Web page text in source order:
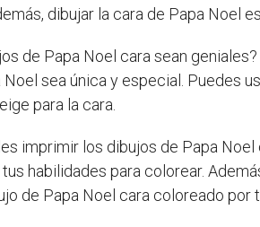
dibujar la cara de Papa Noel
de Papa Noel cara sean
sea única y especial. Puedes
para la cara.
imprimir los dibujos de Papa
habilidades para colorear.
de Papa Noel cara coloreado por